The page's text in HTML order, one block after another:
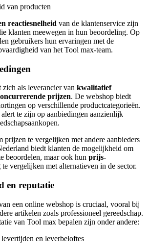
van producten
reactiesnelheid van de klantenservice zijn
klanten meewegen in hun beoordeling. Op
gebruikers hun ervaringen met de
van het Tool max-team.
als leverancier van kwalitatief
prijzen. De webshop biedt
op verschillende productcategorieën.
te zijn op aanbiedingen aanzienlijk
prijzen te vergelijken met andere aanbieders
biedt klanten de mogelijkheid om
beoordelen, maar ook hun prijs-
te vergelijken met alternatieven in de sector.
en reputatie
een online webshop is cruciaal, vooral bij
artikelen zoals professioneel gereedschap.
van Tool max bepalen zijn onder andere:
en leverbeloftes